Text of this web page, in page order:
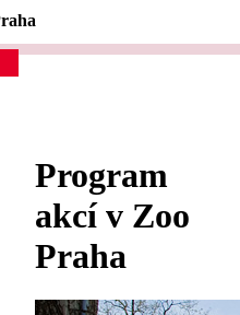
Program
akcí v Zoo
Praha